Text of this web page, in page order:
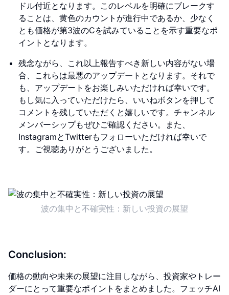
ドル付近となります。このレベルを明確にブレークす
ることは、黄色のカウントが進行中であるか、少なく
とも価格が第3波のCを試みていることを示す重要なポ
イントとなります。
残念ながら、これ以上報告すべき新しい内容がない場
合、これらは最悪のアップデートとなります。それで
も、アップデートをお楽しみいただければ幸いです。
もし気に入っていただけたら、いいねボタンを押して
コメントを残していただくと嬉しいです。チャンネル
メンバーシップもぜひご確認ください。また、
InstagramとTwitterもフォローいただければ幸いで
す。ご視聴ありがとうございました。
波の集中と不確実性：新しい投資の展望
Conclusion:
価格の動向や未来の展望に注目しながら、投資家やトレー
ダーにとって重要なポイントをまとめました。フェッチAI